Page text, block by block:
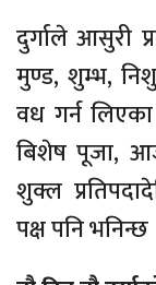
दुर्गाले आसुरी
मुण्ड, शुम्भ,
वध गर्न
बिशेष पूजा,
शुक्ल
पक्ष पनि भनिन्छ